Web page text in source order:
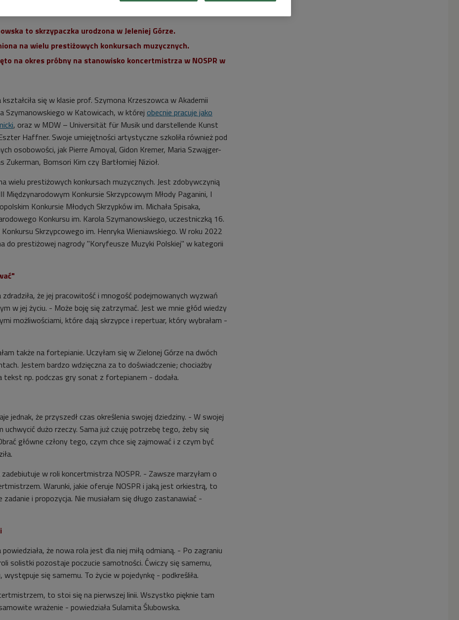
i kameralistka, ale przede wszystkim muzyk Foto: Polskie Radio/Cezary
to skrzypaczka urodzona w Jeleniej Górze.
na wielu prestiżowych konkursach muzycznych.
na okres próbny na stanowisko koncertmistrza w NOSPR w
się w klasie prof. Szymona Krzeszowca w Akademii
Szymanowskiego w Katowicach, w której obecnie pracuje jako
, oraz w MDW – Universität für Musik und darstellende Kunst
Haffner. Swoje umiejętności artystyczne szkoliła również pod
osobowości, jak Pierre Amoyal, Gidon Kremer, Maria Szwajger-
Zukerman, Bomsori Kim czy Bartłomiej Nizioł.
wielu prestiżowych konkursach muzycznych. Jest zdobywczynią
Międzynarodowym Konkursie Skrzypcowym Młody Paganini, I
Konkursie Młodych Skrzypków im. Michała Spisaka,
Konkursu im. Karola Szymanowskiego, uczestniczką 16.
Skrzypcowego im. Henryka Wieniawskiego. W roku 2022
do prestiżowej nagrody "Koryfeusze Muzyki Polskiej" w kategorii
że jej pracowitość i mnogość podejmowanych wyzwań
w jej życiu. - Może boję się zatrzymać. Jest we mnie głód wiedzy
możliwościami, które dają skrzypce i repertuar, który wybrałam -
także na fortepianie. Uczyłam się w Zielonej Górze na dwóch
Jestem bardzo wdzięczna za to doświadczenie; chociażby
tekst np. podczas gry sonat z fortepianem - dodała.
jednak, że przyszedł czas określenia swojej dziedziny. - W swojej
uchwycić dużo rzeczy. Sama już czuję potrzebę tego, żeby się
główne człony tego, czym chce się zajmować i z czym być
w roli koncertmistrza NOSPR. - Zawsze marzyłam o
Warunki, jakie oferuje NOSPR i jaką jest orkiestrą, to
zadanie i propozycja. Nie musiałam się długo zastanawiać -
że nowa rola jest dla niej miłą odmianą. - Po zagraniu
solistki pozostaje poczucie samotności. Ćwiczy się samemu,
występuje się samemu. To życie w pojedynkę - podkreśliła.
to stoi się na pierwszej linii. Wszystko pięknie tam
wrażenie - powiedziała Sulamita Ślubowska.